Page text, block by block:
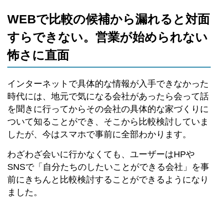
WEBで比較の候補から漏れると対面
すらできない。営業が始められない
怖さに直面
インターネットで具体的な情報が入手できなかった
時代には、地元で気になる会社があったら会って話
を聞きに行ってからその会社の具体的な家づくりに
ついて知ることができ、そこから比較検討していま
したが、今はスマホで事前に全部わかります。
わざわざ会いに行かなくても、ユーザーはHPや
SNSで「自分たちのしたいことができる会社」を事
前にきちんと比較検討することができるようになり
ました。